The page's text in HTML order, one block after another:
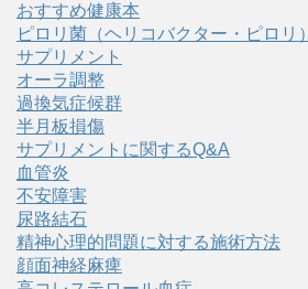
おすすめ健康本
ピロリ菌（ヘリコバクター・ピロリ）
サプリメント
オーラ調整
過換気症候群
半月板損傷
サプリメントに関するQ&A
血管炎
不安障害
尿路結石
精神心理的問題に対する施術方法
顔面神経麻痺